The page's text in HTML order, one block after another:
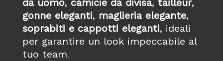
da uomo, camicie da divisa, tailleur,
gonne eleganti, maglieria elegante,
soprabiti e cappotti eleganti, ideali
per garantire un look impeccabile al
tuo team.